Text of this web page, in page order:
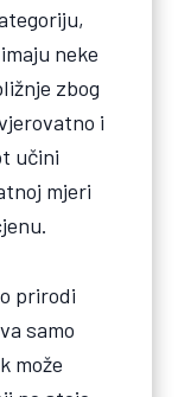
neke
zbog
i
učini
mjeri
prirodi
samo
može